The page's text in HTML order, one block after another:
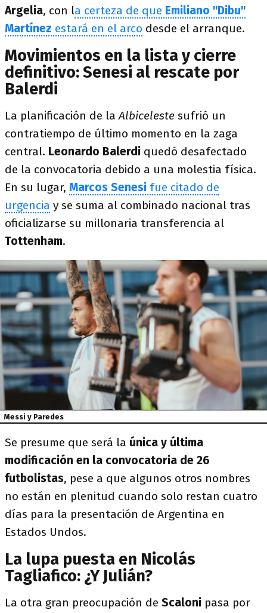
Argelia, con la certeza de que Emiliano "Dibu"
Martínez estará en el arco desde el arranque.
Movimientos en la lista y cierre
definitivo: Senesi al rescate por
Balerdi
La planificación de laAlbiceleste sufrió un
contratiempo de último momento en la zaga
central. Leonardo Balerdi quedó desafectado
de la convocatoria debido a una molestia física.
En su lugar, Marcos Senesi fue citado de
urgencia y se suma al combinado nacional tras
oficializarse su millonaria transferencia al
Tottenham.
Messi y Paredes
Se presume que será la única y última
modificación en la convocatoria de 26
futbolistas, pese a que algunos otros nombres
no están en plenitud cuando solo restan cuatro
días para la presentación de Argentina en
Estados Undos.
La lupa puesta en Nicolás
Tagliafico: ¿Y Julián?
La otra gran preocupación de Scaloni pasa por